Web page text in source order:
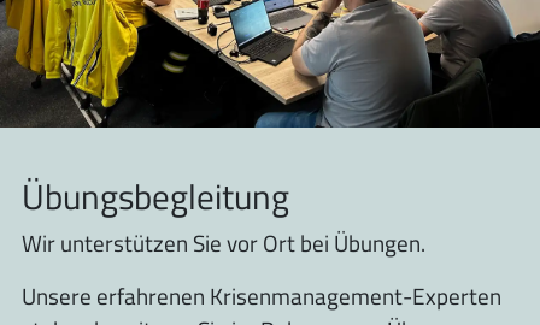
Übungsbegleitung
Wir unterstützen Sie vor Ort bei Übungen.
Unsere erfahrenen Krisenmanagement-Experten